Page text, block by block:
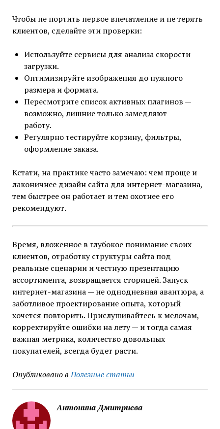
Чтобы не портить первое впечатление и не терять
клиентов, сделайте эти проверки:
Используйте сервисы для анализа скорости
загрузки.
Оптимизируйте изображения до нужного
размера и формата.
Пересмотрите список активных плагинов —
возможно, лишние только замедляют
работу.
Регулярно тестируйте корзину, фильтры,
оформление заказа.
Кстати, на практике часто замечаю: чем проще и
лаконичнее дизайн сайта для интернет-магазина,
тем быстрее он работает и тем охотнее его
рекомендуют.
Время, вложенное в глубокое понимание своих
клиентов, отработку структуры сайта под
реальные сценарии и честную презентацию
ассортимента, возвращается сторицей. Запуск
интернет-магазина — не однодневная авантюра, а
заботливое проектирование опыта, который
хочется повторить. Прислушивайтесь к мелочам,
корректируйте ошибки на лету — и тогда самая
важная метрика, количество довольных
покупателей, всегда будет расти.
Опубликовано в Полезные статьи
Антонина Дмитриева